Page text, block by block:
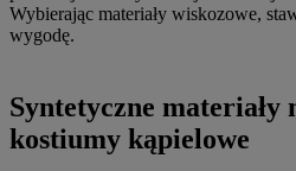
Wybierając materiały wiskozowe,
wygodę.
Syntetyczne materiały
kostiumy kąpielowe